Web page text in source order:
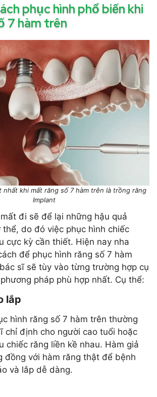
phục hình phổ biến khi
7 hàm trên
nhất khi mất răng số 7 hàm trên là trồng răng
Implant
đi sẽ để lại những hậu quả
thể, do đó việc phục hình chiếc
cực kỳ cần thiết. Hiện nay nha
để phục hình răng số 7 hàm
sĩ sẽ tùy vào từng trường hợp cụ
pháp phù hợp nhất. Cụ thể:
lắp
hình răng số 7 hàm trên thường
chỉ định cho người cao tuổi hoặc
chiếc răng liền kề nhau. Hàm giả
đồng với hàm răng thật để bệnh
và lắp dễ dàng.